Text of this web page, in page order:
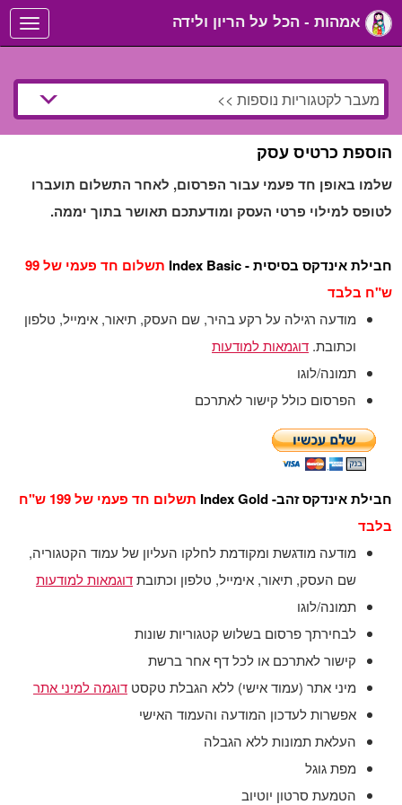
Toggle
navigation
הוספת כרטיס עסק
שלמו באופן חד פעמי עבור הפרסום, לאחר התשלום תועברו
לטופס למילוי פרטי העסק ומודעתכם תאושר בתוך יממה.
חבילת אינדקס בסיסית - Index Basic
תשלום חד פעמי של 99
ש"ח בלבד
מודעה רגילה על רקע בהיר, שם העסק, תיאור, אימייל, טלפון
וכתובת. דוגמאות למודעות
תמונה/לוגו
הפרסום כולל קישור לאתרכם
חבילת אינדקס זהב- Index Gold
תשלום חד פעמי של 199 ש"ח
בלבד
מודעה מודגשת ומקודמת לחלקו העליון של עמוד הקטגוריה,
שם העסק, תיאור, אימייל, טלפון וכתובתדוגמאות למודעות
תמונה/לוגו
לבחירתך פרסום בשלוש קטגוריות שונות
קישור לאתרכם או לכל דף אחר ברשת
מיני אתר (עמוד אישי) ללא הגבלת טקסט דוגמה למיני אתר
אפשרות לעדכון המודעה והעמוד האישי
העלאת תמונות ללא הגבלה
מפת גוגל
הטמעת סרטון יוטיוב